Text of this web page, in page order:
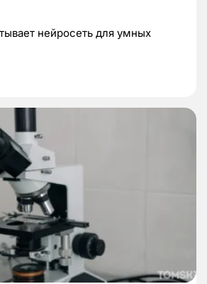
нейросеть для умных